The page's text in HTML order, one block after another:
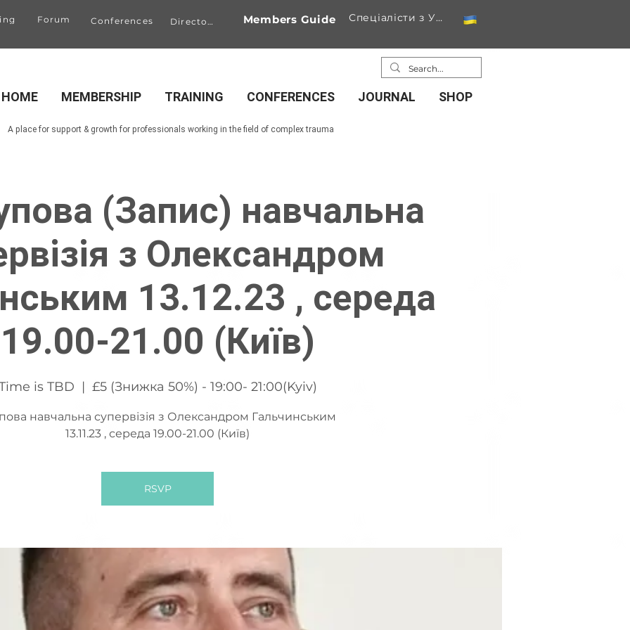
Forum Conferences Directory Members Guide Спеціалісти з України
HOME MEMBERSHIP TRAINING CONFERENCES JOURNAL SHOP
A place for support & growth for professionals working in the field of complex trauma
(Запис) навчальна
з Олександром
13.12.23 , середа
19.00-21.00 (Київ)
is TBD
  |
£5 (Знижка 50%) - 19:00- 21:00(Kyiv)
навчальна супервізія з Олександром Гальчинським
13.11.23 , середа 19.00-21.00 (Київ)
RSVP